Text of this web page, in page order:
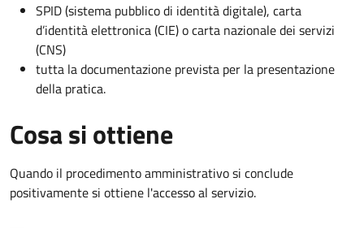
SPID (sistema pubblico di identità digitale), carta
d’identità elettronica (CIE) o carta nazionale dei servizi
(CNS)
tutta la documentazione prevista per la presentazione
della pratica.
Cosa si ottiene
Quando il procedimento amministrativo si conclude
positivamente si ottiene l'accesso al servizio.